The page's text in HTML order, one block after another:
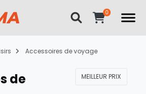
Accessoires de voyage
de
MEILLEUR PRIX